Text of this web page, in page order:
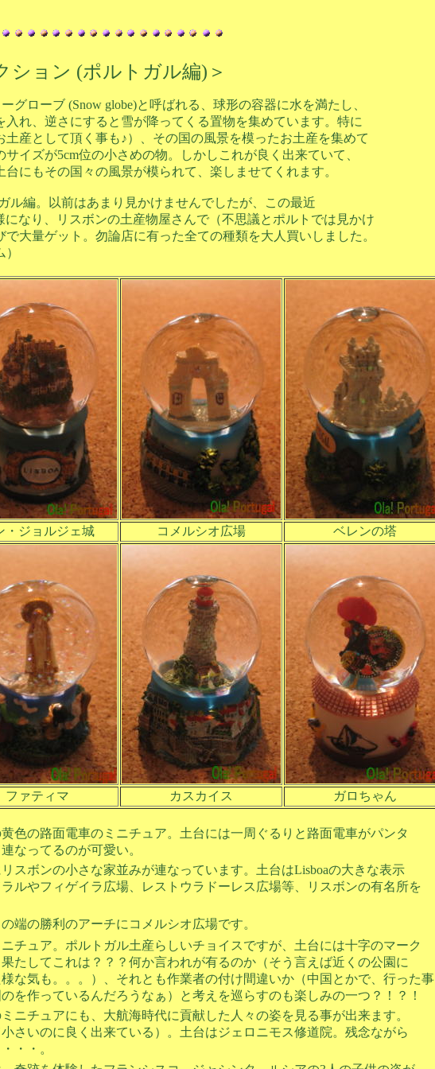
ョン (ポルトガル編)＞
グローブ (Snow globe)と呼ばれる、球形の容器に水を満たし、
れ、逆さにすると雪が降ってくる置物を集めています。特に
産として頂く事も♪）、その国の風景を模ったお土産を集めて
イズが5cm位の小さめの物。しかしこれが良く出来ていて、
にもその国々の風景が模られて、楽しませてくれます。
ル編。以前はあまり見かけませんでしたが、この最近
になり、リスボンの土産物屋さんで（不思議とポルトでは見かけ
大量ゲット。勿論店に有った全ての種類を大人買いしました。
・ジョルジェ城 コメルシオ広場 ベレンの塔
ファティマ カスカイス ガロちゃん
色の路面電車のミニチュア。土台には一周ぐるりと路面電車がパンタ
なってるのが可愛い。
スボンの小さな家並みが連なっています。土台はLisboaの大きな表示
ルやフィゲイラ広場、レストウラドーレス広場等、リスボンの有名所を
端の勝利のアーチにコメルシオ広場です。
チュア。ポルトガル土産らしいチョイスですが、土台には十字のマーク
たしてこれは？？？何か言われが有るのか（そう言えば近くの公園に
な気も。。。）、それとも作業者の付け間違いか（中国とかで、行った事
を作っているんだろうなぁ）と考えを巡らすのも楽しみの一つ？！？！
ニチュアにも、大航海時代に貢献した人々の姿を見る事が出来ます。
小さいのに良く出来ている）。土台はジェロニモス修道院。残念ながら
・・。